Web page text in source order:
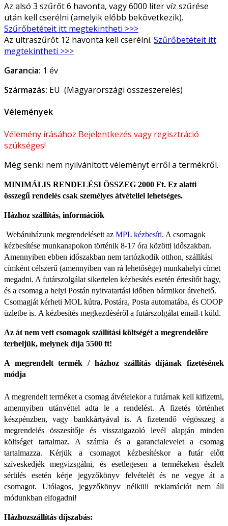
Az alsó 3 szűrőt 6 havonta, vagy 6000 liter víz szűrése
után kell cserélni (amelyik előbb bekövetkezik).
Szűrőbetéteit itt megtekintheti >>>
Az ultraszűrőt 12 havonta kell cserélni. Szűrőbetéteit itt
megtekintheti >>>
Garancia: 1 év
Származás: EU (Magyarországi összeszerelés)
Vélemények
Vélemény írásához Bejelentkezés vagy regisztráció
szükséges!
Még senki nem nyilvánított véleményt erről a termékről.
MINIMÁLIS RENDELÉSI ÖSSZEG 2000 Ft. Ez alatti
összegű rendelés csak személyes átvétellel lehetséges.
Házhoz szállítás, információk
Webáruházunk megrendeléseit az MPL kézbesíti. A csomagok
kézbesítése munkanapokon történik 8-17 óra közötti időszakban.
Amennyiben ebben időszakban nem tartózkodik otthon, szállítási
címként célszerű (amennyiben van rá lehetősége) munkahelyi címet
megadni. A futárszolgálat sikertelen kézbesítés esetén értesítőt hagy,
és a csomag a helyi Postán nyitvatartási időben bármikor átvehető.
Csomagját kérheti MOL kútra, Postára, Posta automatába, és COOP
üzletbe is. A kézbesítés megkezdéséről a futárszolgálat email-t küld.
Az át nem vett csomagok szállítási költségét a megrendelőre
terheljük, melynek díja 5500 ft!
A megrendelt termék / házhoz szállítás díjának fizetésének
módja
A megrendelt terméket a csomag átvételekor a futárnak kell kifizetni,
amennyiben utánvéttel adta le a rendelést. A fizetés történhet
készpénzben, vagy bankkártyával is. A fizetendő végösszeg a
megrendelés összesítője és visszaigazoló levél alapján minden
költséget tartalmaz. A számla és a garancialevelet a csomag
tartalmazza. Kérjük a csomagot kézbesítéskor a futár előtt
szíveskedjék megvizsgálni, és esetlegesen a termékeken észlelt
sérülés esetén kérje jegyzőkönyv felvételét és ne vegye át a
csomagot. Utólagos, jegyzőkönyv nélküli reklamációt nem áll
módunkban elfogadni!
Házhozszállítás díjszabás: